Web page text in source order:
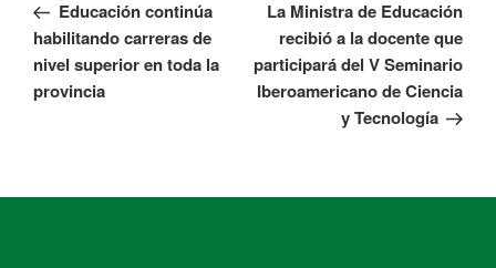
Educación continúa
habilitando carreras de
nivel superior en toda la
provincia
La Ministra de Educación
recibió a la docente que
participará del V Seminario
Iberoamericano de Ciencia
y Tecnología